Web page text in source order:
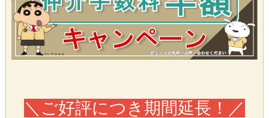
＼ご好評につき期間延長！／